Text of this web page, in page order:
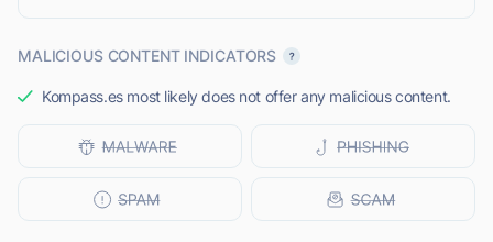
MALICIOUS CONTENT INDICATORS
Kompass.es most likely does not offer any malicious content.